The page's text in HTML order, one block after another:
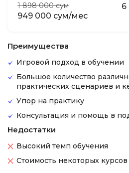
1 898 000 сум
949 000 сум/мес
6
Преимущества
Игровой подход в обучении
Большое количество
практических сценариев и
Упор на практику
Консультация и помощь в
Недостатки
Высокий темп обучения
Стоимость некоторых курсов